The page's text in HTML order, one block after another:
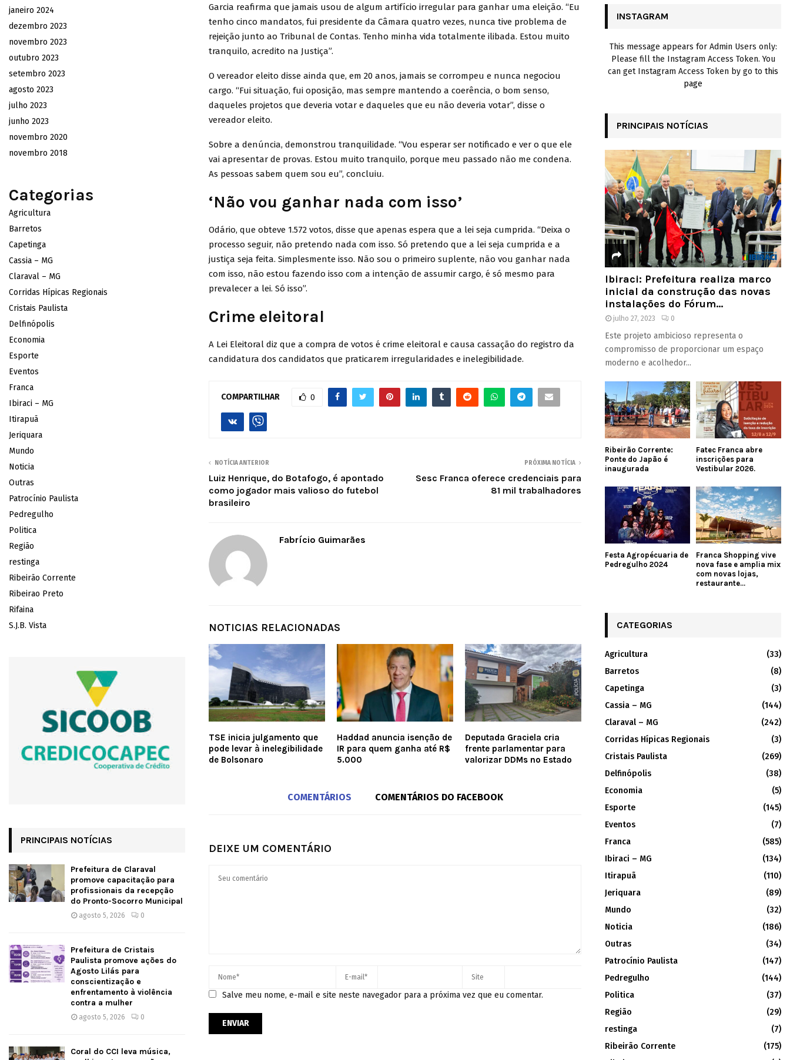
Garcia reafirma que jamais usou de algum artifício irregular para ganhar uma eleição. “Eu
tenho cinco mandatos, fui presidente da Câmara quatro vezes, nunca tive problema de
rejeição junto ao Tribunal de Contas. Tenho minha vida totalmente ilibada. Estou muito
tranquilo, acredito na Justiça”.
O vereador eleito disse ainda que, em 20 anos, jamais se corrompeu e nunca negociou
cargo. “Fui situação, fui oposição, mas sempre mantendo a coerência, o bom senso,
daqueles projetos que deveria votar e daqueles que eu não deveria votar”, disse o
vereador eleito.
Sobre a denúncia, demonstrou tranquilidade. “Vou esperar ser notificado e ver o que ele
vai apresentar de provas. Estou muito tranquilo, porque meu passado não me condena.
As pessoas sabem quem sou eu”, concluiu.
‘Não vou ganhar nada com isso’
Odário, que obteve 1.572 votos, disse que apenas espera que a lei seja cumprida. “Deixa o
processo seguir, não pretendo nada com isso. Só pretendo que a lei seja cumprida e a
justiça seja feita. Simplesmente isso. Não sou o primeiro suplente, não vou ganhar nada
com isso, não estou fazendo isso com a intenção de assumir cargo, é só mesmo para
prevalecer a lei. Só isso”.
Crime eleitoral
A Lei Eleitoral diz que a compra de votos é crime eleitoral e causa cassação do registro da
candidatura dos candidatos que praticarem irregularidades e inelegibilidade.
COMPARTILHAR 0
NOTÍCIA ANTERIOR
Luiz Henrique, do Botafogo, é apontado
como jogador mais valioso do futebol
brasileiro
PRÓXIMA NOTÍCIA
Sesc Franca oferece credenciais para
81 mil trabalhadores
Fabrício Guimarães
NOTICIAS RELACIONADAS
TSE inicia julgamento que
pode levar à inelegibilidade
de Bolsonaro
Haddad anuncia isenção de
IR para quem ganha até R$
5.000
Deputada Graciela cria
frente parlamentar para
valorizar DDMs no Estado
COMENTÁRIOS COMENTÁRIOS DO FACEBOOK
DEIXE UM COMENTÁRIO
Salve meu nome, e-mail e site neste navegador para a próxima vez que eu comentar.
janeiro 2024
dezembro 2023
novembro 2023
outubro 2023
setembro 2023
agosto 2023
julho 2023
junho 2023
novembro 2020
novembro 2018
Categorias
Agricultura
Barretos
Capetinga
Cassia – MG
Claraval – MG
Corridas Hípicas Regionais
Cristais Paulista
Delfinópolis
Economia
Esporte
Eventos
Franca
Ibiraci – MG
Itirapuã
Jeriquara
Mundo
Noticia
Outras
Patrocínio Paulista
Pedregulho
Politica
Região
restinga
Ribeirão Corrente
Ribeirao Preto
Rifaina
S.J.B. Vista
PRINCIPAIS NOTÍCIAS
Prefeitura de Claraval
promove capacitação para
profissionais da recepção
do Pronto-Socorro Municipal
agosto 5, 2026 0
Prefeitura de Cristais
Paulista promove ações do
Agosto Lilás para
conscientização e
enfrentamento à violência
contra a mulher
agosto 5, 2026 0
Coral do CCI leva música,
INSTAGRAM
This message appears for Admin Users only:
Please fill the Instagram Access Token. You
can get Instagram Access Token by go to this
page
PRINCIPAIS NOTÍCIAS
Ibiraci: Prefeitura realiza marco
inicial da construção das novas
instalações do Fórum...
julho 27, 2023 0
Este projeto ambicioso representa o
compromisso de proporcionar um espaço
moderno e acolhedor...
Ribeirão Corrente:
Ponte do Japão é
inaugurada
Fatec Franca abre
inscrições para
Vestibular 2026.
Festa Agropécuaria de
Pedregulho 2024
Franca Shopping vive
nova fase e amplia mix
com novas lojas,
restaurante...
CATEGORIAS
Agricultura
(33)
Barretos
(8)
Capetinga
(3)
Cassia – MG
(144)
Claraval – MG
(242)
Corridas Hípicas Regionais
(3)
Cristais Paulista
(269)
Delfinópolis
(38)
Economia
(5)
Esporte
(145)
Eventos
(7)
Franca
(585)
Ibiraci – MG
(134)
Itirapuã
(110)
Jeriquara
(89)
Mundo
(32)
Noticia
(186)
Outras
(34)
Patrocínio Paulista
(147)
Pedregulho
(144)
Politica
(37)
Região
(29)
restinga
(7)
Ribeirão Corrente
(175)